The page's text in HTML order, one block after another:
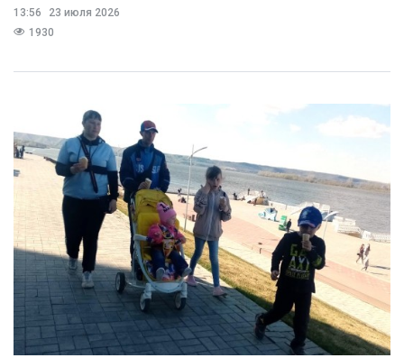
13:56
23 июля 2026
1930